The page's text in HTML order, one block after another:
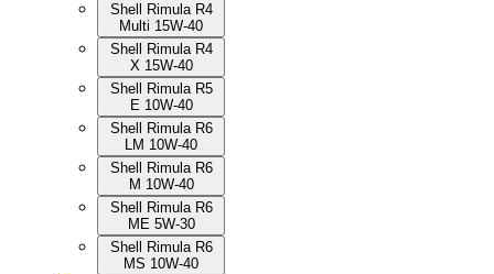
Shell Rimula R4
Multi 15W-40
Shell Rimula R4
X 15W-40
Shell Rimula R5
E 10W-40
Shell Rimula R6
LM 10W-40
Shell Rimula R6
M 10W-40
Shell Rimula R6
ME 5W-30
Shell Rimula R6
MS 10W-40